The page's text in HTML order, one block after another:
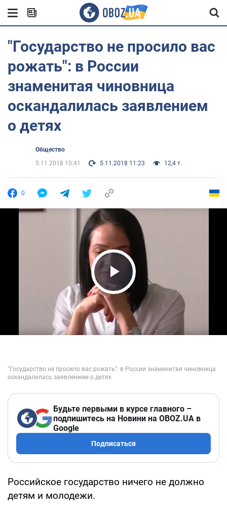
"Государство не просило вас
рожать": в России
знаменитая чиновница
оскандалилась заявлением
о детях
Общество
5.11.2018 10:41
5.11.2018 11:23 12,4 т.
0
Play Video
Будьте первыми в курсе главного –
подпишитесь на Новини на OBOZ.UA в
Google
Подписаться
Российское государство ничего не должно
детям и молодежи.